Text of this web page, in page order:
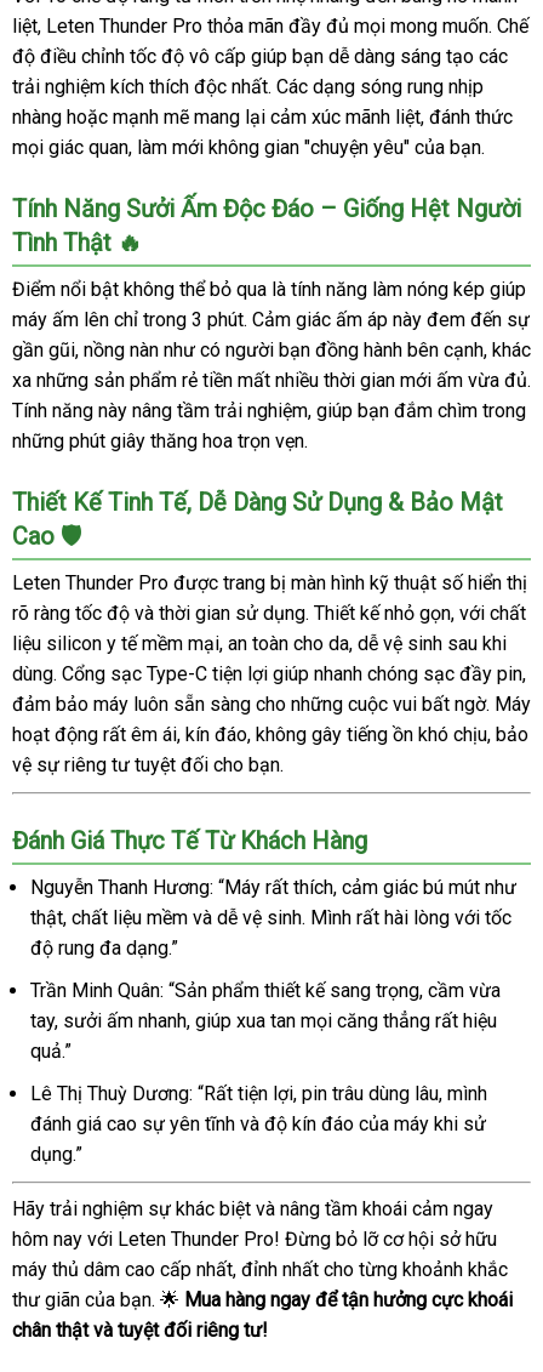
liệt, Leten Thunder Pro thỏa mãn đầy đủ mọi mong muốn. Chế
độ điều chỉnh tốc độ vô cấp giúp bạn dễ dàng sáng tạo các
trải nghiệm kích thích độc nhất. Các dạng sóng rung nhịp
nhàng hoặc mạnh mẽ mang lại cảm xúc mãnh liệt, đánh thức
mọi giác quan, làm mới không gian "chuyện yêu" của bạn.
Tính Năng Sưởi Ấm Độc Đáo – Giống Hệt Người
Tình Thật 🔥
Điểm nổi bật không thể bỏ qua là tính năng làm nóng kép giúp
máy ấm lên chỉ trong 3 phút. Cảm giác ấm áp này đem đến sự
gần gũi, nồng nàn như có người bạn đồng hành bên cạnh, khác
xa những sản phẩm rẻ tiền mất nhiều thời gian mới ấm vừa đủ.
Tính năng này nâng tầm trải nghiệm, giúp bạn đắm chìm trong
những phút giây thăng hoa trọn vẹn.
Thiết Kế Tinh Tế, Dễ Dàng Sử Dụng & Bảo Mật
Cao 🛡️
Leten Thunder Pro được trang bị màn hình kỹ thuật số hiển thị
rõ ràng tốc độ và thời gian sử dụng. Thiết kế nhỏ gọn, với chất
liệu silicon y tế mềm mại, an toàn cho da, dễ vệ sinh sau khi
dùng. Cổng sạc Type-C tiện lợi giúp nhanh chóng sạc đầy pin,
đảm bảo máy luôn sẵn sàng cho những cuộc vui bất ngờ. Máy
hoạt động rất êm ái, kín đáo, không gây tiếng ồn khó chịu, bảo
vệ sự riêng tư tuyệt đối cho bạn.
Đánh Giá Thực Tế Từ Khách Hàng
Nguyễn Thanh Hương: “Máy rất thích, cảm giác bú mút như
thật, chất liệu mềm và dễ vệ sinh. Mình rất hài lòng với tốc
độ rung đa dạng.”
Trần Minh Quân: “Sản phẩm thiết kế sang trọng, cầm vừa
tay, sưởi ấm nhanh, giúp xua tan mọi căng thẳng rất hiệu
quả.”
Lê Thị Thuỳ Dương: “Rất tiện lợi, pin trâu dùng lâu, mình
đánh giá cao sự yên tĩnh và độ kín đáo của máy khi sử
dụng.”
Hãy trải nghiệm sự khác biệt và nâng tầm khoái cảm ngay
hôm nay với Leten Thunder Pro! Đừng bỏ lỡ cơ hội sở hữu
máy thủ dâm cao cấp nhất, đỉnh nhất cho từng khoảnh khắc
thư giãn của bạn. 🌟 Mua hàng ngay để tận hưởng cực khoái
chân thật và tuyệt đối riêng tư!